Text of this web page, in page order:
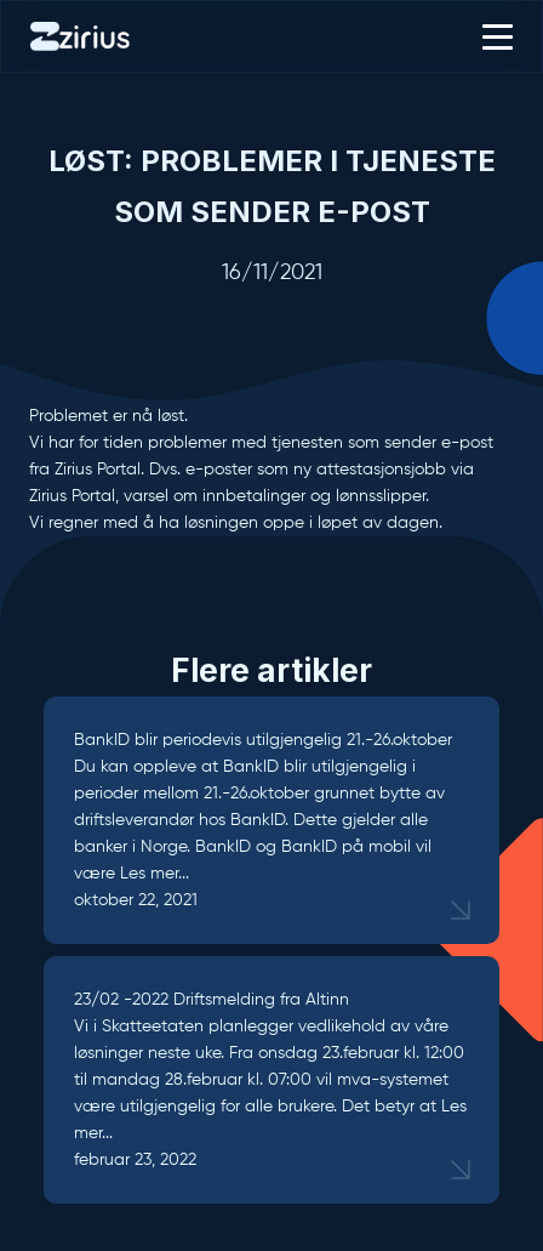
LØST: PROBLEMER I TJENESTE
SOM SENDER E-POST
16/11/2021
Problemet er nå løst.
Vi har for tiden problemer med tjenesten som sender e-post
fra Zirius Portal. Dvs. e-poster som ny attestasjonsjobb via
Zirius Portal, varsel om innbetalinger og lønnsslipper.
Vi regner med å ha løsningen oppe i løpet av dagen.
Flere artikler
BankID blir periodevis utilgjengelig 21.-26.oktober
Du kan oppleve at BankID blir utilgjengelig i
perioder mellom 21.-26.oktober grunnet bytte av
driftsleverandør hos BankID. Dette gjelder alle
banker i Norge. BankID og BankID på mobil vil
være Les mer...
oktober 22, 2021
23/02 -2022 Driftsmelding fra Altinn
Vi i Skatteetaten planlegger vedlikehold av våre
løsninger neste uke. Fra onsdag 23.februar kl. 12:00
til mandag 28.februar kl. 07:00 vil mva-systemet
være utilgjengelig for alle brukere. Det betyr at Les
mer...
februar 23, 2022